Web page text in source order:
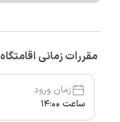
مقررات زمانی اقامتگاه
زمان ورود
ساعت 14:00